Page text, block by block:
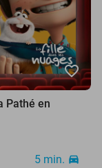
favorite_border
Pathé en
5 min. directions_car